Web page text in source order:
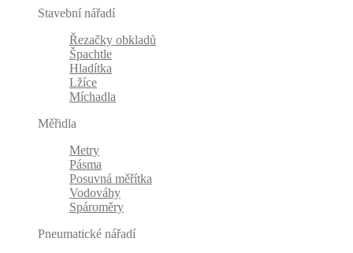
Stavební nářadí
Řezačky obkladů
Špachtle
Hladítka
Lžíce
Míchadla
Měřidla
Metry
Pásma
Posuvná měřítka
Vodováhy
Spároměry
Pneumatické nářadí